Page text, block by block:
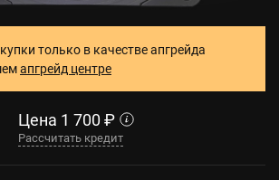
только в качестве апгрейда
апгрейд центре
Цена 1 700 ₽
Рассчитать кредит